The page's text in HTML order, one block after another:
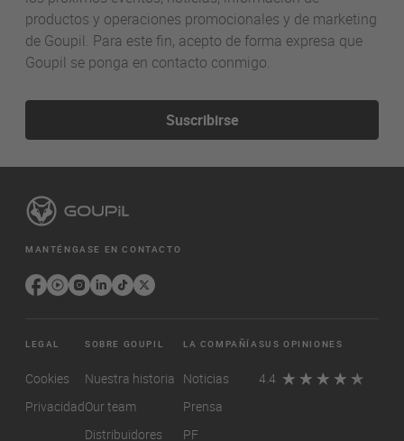
productos y operaciones promocionales y de marketing
de Goupil. Para este fin, acepto de forma expresa que
Goupil se ponga en contacto conmigo.
Suscribirse
MANTÉNGASE EN CONTACTO
LEGAL
Cookies
Privacidad
SOBRE GOUPIL
Nuestra historia
Our team
Distribuidores
LA COMPAÑÍA
Noticias
Prensa
PF
SUS OPINIONES
4.4